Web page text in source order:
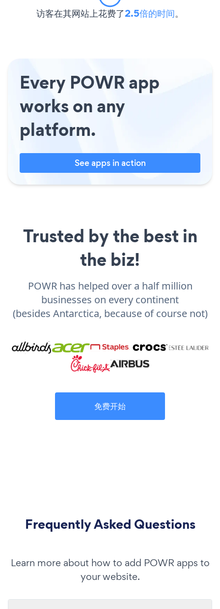
访客在其网站上花费了2.5倍的时间。
Every POWR app
works on any
platform.
See apps in action
Trusted by the best in
the biz!
POWR has helped over a half million
businesses on every continent
(besides Antarctica, because of course not)
免费开始
Frequently Asked Questions
Learn more about how to add POWR apps to
your website.